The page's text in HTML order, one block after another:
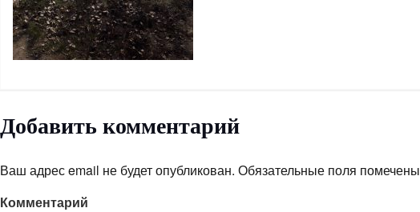
Добавить комментарий
Ваш адрес email не будет опубликован. Обязательные поля помечены
Комментарий